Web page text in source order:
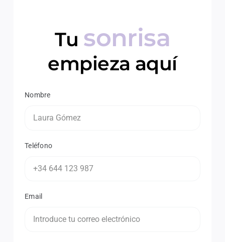
Tu sonrisa
empieza aquí
Nombre
Teléfono
Email